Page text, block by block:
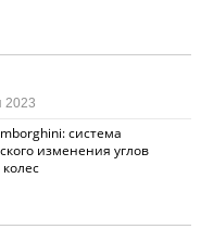
система
изменения углов
2023